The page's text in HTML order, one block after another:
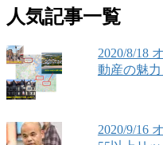
人気記事一覧
2020/8/18
動産の魅力
2020/9/16